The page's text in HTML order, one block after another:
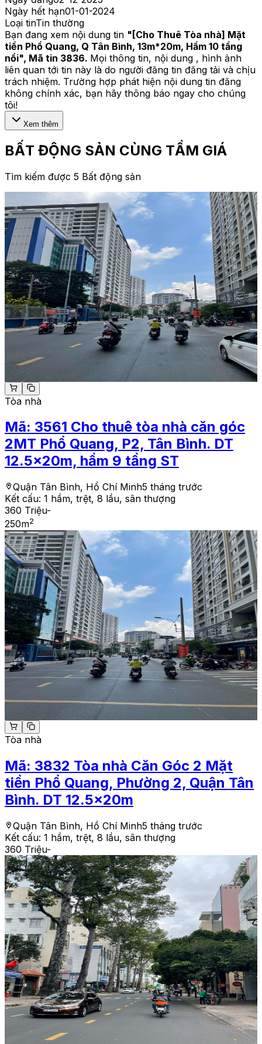
Ngày hết hạn01-01-2024
Loại tinTin thường
Bạn đang xem nội dung tin "[Cho Thuê Tòa nhà] Mặt
tiền Phổ Quang, Q Tân Bình, 13m*20m, Hầm 10 tầng
nổi", Mã tin 3836. Mọi thông tin, nội dung , hình ảnh
liên quan tới tin này là do người đăng tin đăng tải và chịu
trách nhiệm. Trường hợp phát hiện nội dung tin đăng
không chính xác, bạn hãy thông báo ngay cho chúng
tôi!
Xem thêm
BẤT ĐỘNG SẢN CÙNG TẦM GIÁ
Tìm kiếm được 5 Bất động sản
Tòa nhà
Mã: 3561 Cho thuê tòa nhà căn góc
2MT Phổ Quang, P2, Tân Bình. DT
12.5x20m, hầm 9 tầng ST
Quận Tân Bình, Hồ Chí Minh5 tháng trước
Kết cấu: 1 hầm, trệt, 8 lầu, sân thượng
360 Triệu-
250m2
Tòa nhà
Mã: 3832 Tòa nhà Căn Góc 2 Mặt
tiền Phổ Quang, Phường 2, Quận Tân
Bình. DT 12.5x20m
Quận Tân Bình, Hồ Chí Minh5 tháng trước
Kết cấu: 1 hầm, trệt, 8 lầu, sân thượng
360 Triệu-